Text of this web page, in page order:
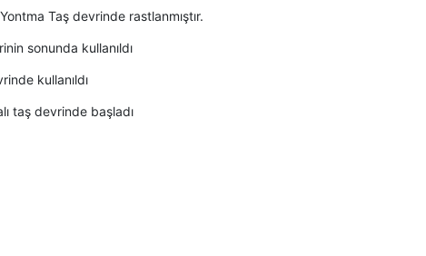
Taş devrinde rastlanmıştır.
sonunda kullanıldı
kullanıldı
taş devrinde başladı